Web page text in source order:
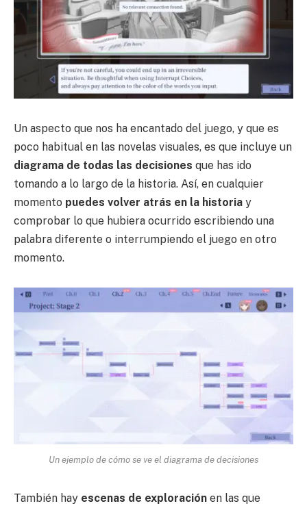
Un aspecto que nos ha encantado del juego, y que es
poco habitual en las novelas visuales, es que incluye un
diagrama de todas las decisiones que has ido
tomando a lo largo de la historia. Así, en cualquier
momento puedes volver atrás en la historia y
comprobar lo que hubiera ocurrido escribiendo una
palabra diferente o interrumpiendo el juego en otro
momento.
Un ejemplo de cómo se ve el diagrama de decisiones
También hay escenas de exploración en las que